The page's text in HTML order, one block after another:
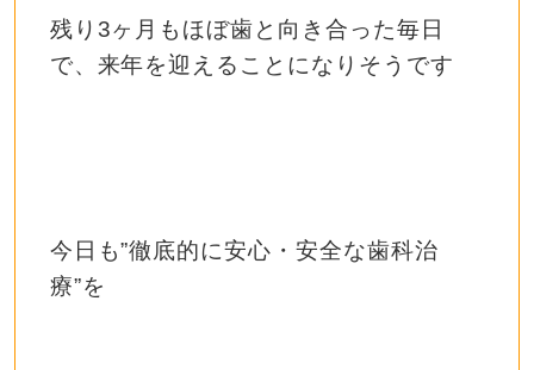
残り3ヶ月もほぼ歯と向き合った毎日
で、来年を迎えることになりそうです
今日も”徹底的に安心・安全な歯科治
療”を